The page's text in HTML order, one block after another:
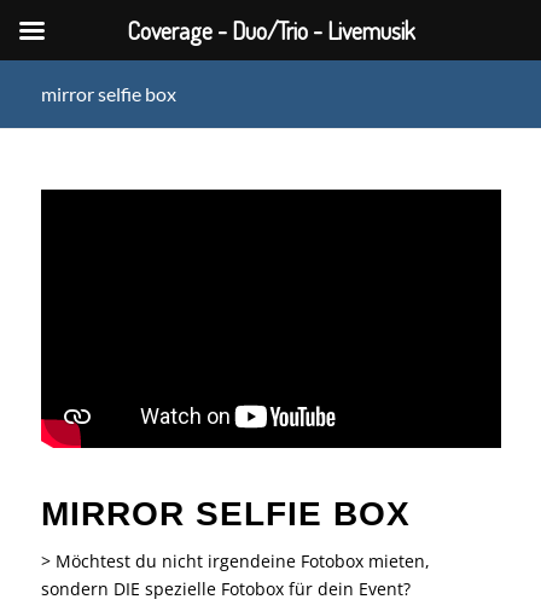
mirror selfie box
MIRROR SELFIE BOX
> Möchtest du nicht irgendeine Fotoboxmieten,
sondern DIE spezielle Fotobox für dein Event?
Coverage - Duo/Trio - Livemusik